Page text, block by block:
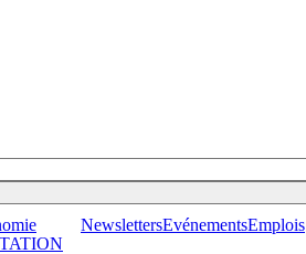
NewslettersEvénementsEmplois